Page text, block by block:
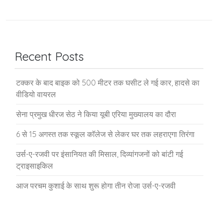
Recent Posts
टक्कर के बाद बाइक को 500 मीटर तक घसीट ले गई कार, हादसे का
वीडियो वायरल
सेना प्रमुख धीरज सेठ ने किया यूबी एरिया मुख्यालय का दौरा
6 से 15 अगस्त तक स्कूल कॉलेज से लेकर घर तक लहराएगा तिरंगा
उर्स-ए-रजवी पर इंसानियत की मिसाल, दिव्यांगजनों को बांटी गई
ट्राइसाइकिल
आज परचम कुशाई के साथ शुरू होगा तीन रोजा उर्स-ए-रजवी